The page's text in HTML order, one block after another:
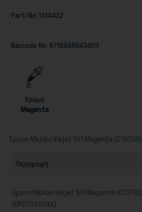
Part/No:1414402
Barcode No: 8715946643403
Χρώμα
Magenta
Epson Μελάνι Inkjet 101 Magenta
Περιγραφή
Epson Μελάνι Inkjet 101 Magenta
(EPST03V34A)